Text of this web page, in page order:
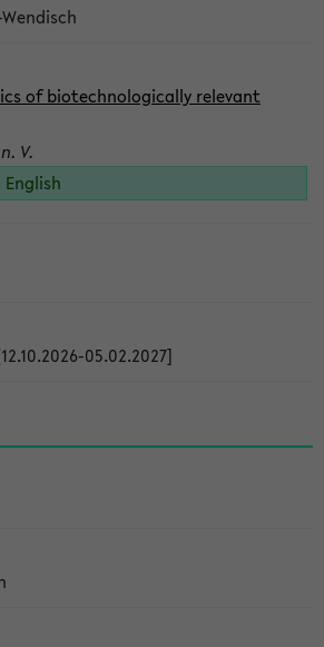
of biotechnologically relevant
V.
05.02.2027]